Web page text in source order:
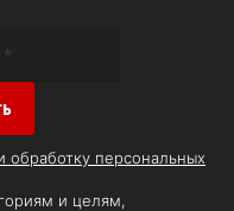
обработку персональных
и целям,